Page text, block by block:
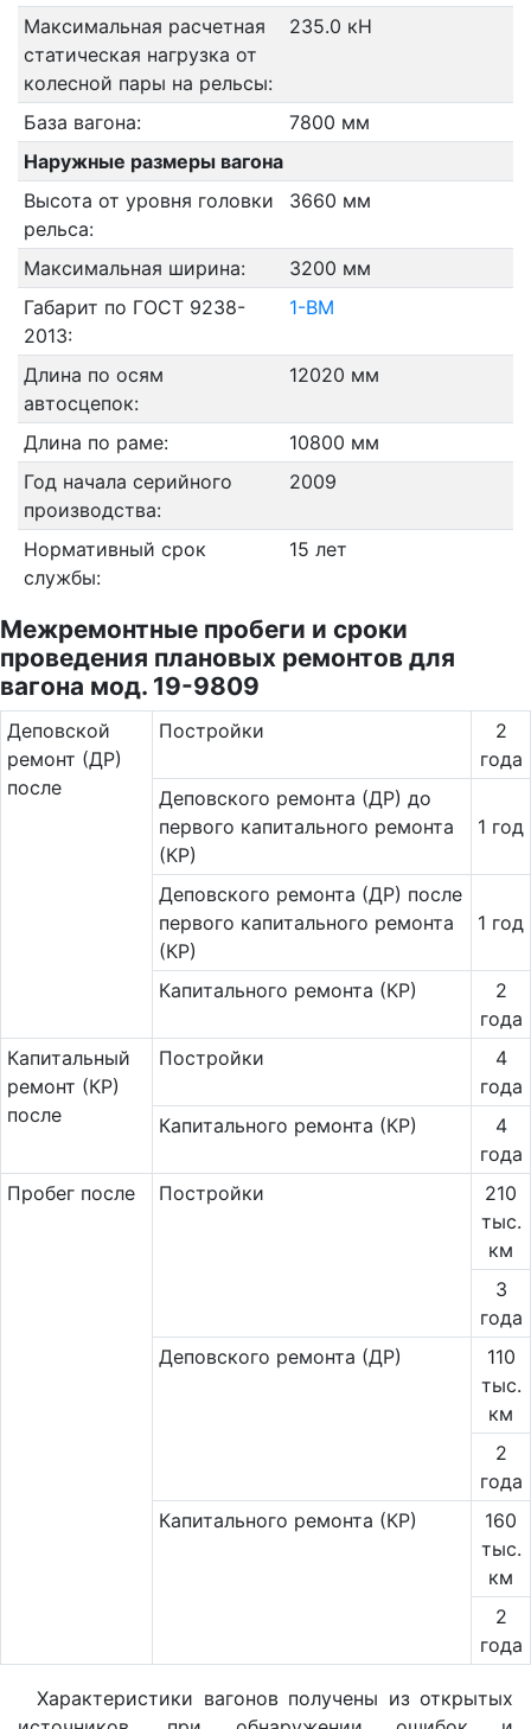
Максимальная расчетная
статическая нагрузка от
колесной пары на рельсы:
235.0 кН
База вагона:
7800 мм
Наружные размеры вагона
Высота от уровня головки
рельса:
3660 мм
Максимальная ширина:
3200 мм
Габарит по ГОСТ 9238-
2013:
1-ВМ
Длина по осям
автосцепок:
12020 мм
Длина по раме:
10800 мм
Год начала серийного
производства:
2009
Нормативный срок
службы:
15 лет
Межремонтные пробеги и сроки
проведения плановых ремонтов для
вагона мод. 19-9809
Де­повс­кой
ремонт (ДР)
после
Постройки
2
года
Деповского ремонта (ДР) до
первого капитального ремонта
(КР)
1 год
Деповского ремонта (ДР) после
первого капитального ремонта
(КР)
1 год
Капитального ремонта (КР)
2
года
Ка­пи­таль­ный
ремонт (КР)
после
Постройки
4
года
Капитального ремонта (КР)
4
года
Пробег после
Постройки
210
тыс.
км
3
года
Деповского ремонта (ДР)
110
тыс.
км
2
года
Капитального ремонта (КР)
160
тыс.
км
2
года
Характеристики вагонов получены из открытых